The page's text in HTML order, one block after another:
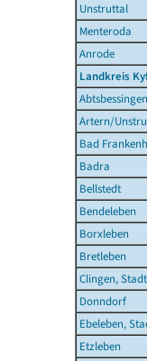
Unstruttal
Menteroda
Anrode
Landkreis
Abtsbessingen
Artern/
Bad
Badra
Bellstedt
Bendeleben
Borxleben
Bretleben
Clingen, Stadt
Donndorf
Ebeleben,
Etzleben